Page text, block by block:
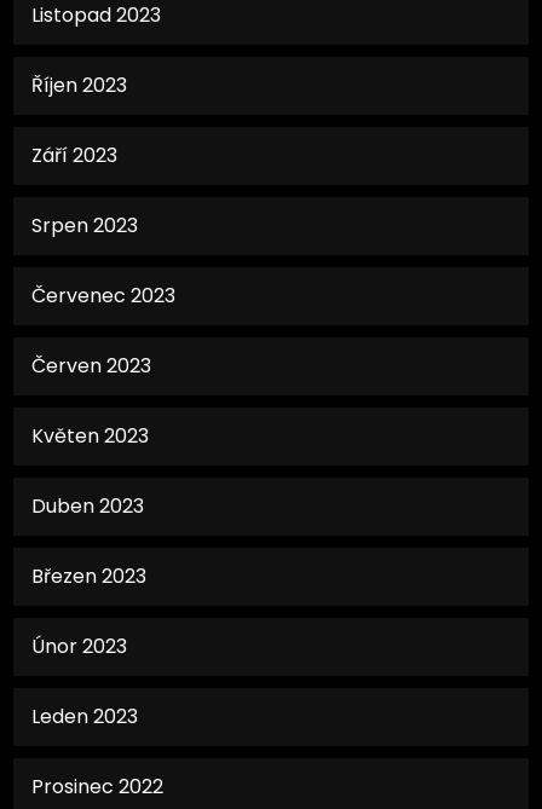
Listopad 2023
Říjen 2023
Září 2023
Srpen 2023
Červenec 2023
Červen 2023
Květen 2023
Duben 2023
Březen 2023
Únor 2023
Leden 2023
Prosinec 2022